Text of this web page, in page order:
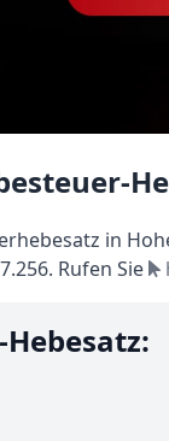
in
Rufen Sie